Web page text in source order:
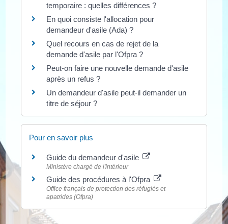
temporaire : quelles différences ?
En quoi consiste l'allocation pour
demandeur d'asile (Ada) ?
Quel recours en cas de rejet de la
demande d'asile par l'Ofpra ?
Peut-on faire une nouvelle demande d'asile
après un refus ?
Un demandeur d'asile peut-il demander un
titre de séjour ?
Pour en savoir plus
Guide du demandeur d'asile
Ministère chargé de l'intérieur
Guide des procédures à l'Ofpra
Office français de protection des réfugiés et
apatrides (Ofpra)